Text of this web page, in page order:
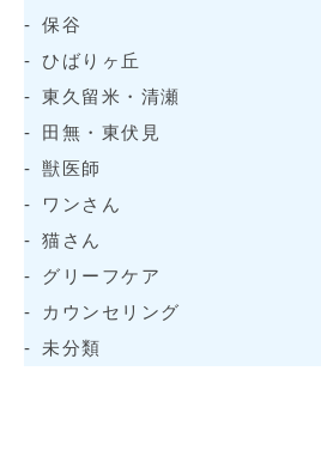
保谷
ひばりヶ丘
東久留米・清瀬
田無・東伏見
獣医師
ワンさん
猫さん
グリーフケア
カウンセリング
未分類